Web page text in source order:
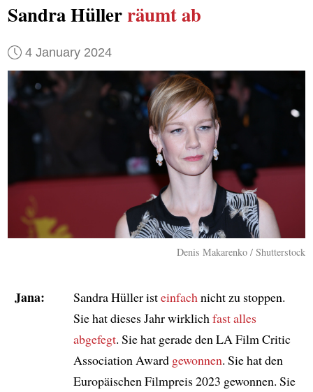
Sandra Hüllerräumt ab
4 January 2024
Denis Makarenko / Shutterstock
Jana: Sandra Hüller isteinfach nicht zu stoppen.
Sie hat dieses Jahr wirklich fast alles
abgefegt. Sie hat gerade den LA Film Critic
Association Award gewonnen. Sie hat den
Europäischen Filmpreis 2023 gewonnen. Sie